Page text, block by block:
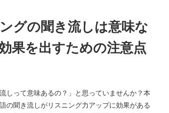
グの聞き流しは意味な
果を出すための注意点
流しって意味あるの？」と思っていませんか？本
の聞き流しがリスニング力アップに効果がある